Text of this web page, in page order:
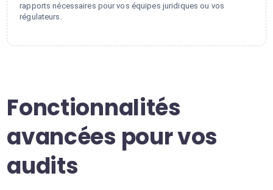
rapports nécessaires pour vos équipes juridiques ou vos
régulateurs.
Fonctionnalités
avancées pour vos
audits